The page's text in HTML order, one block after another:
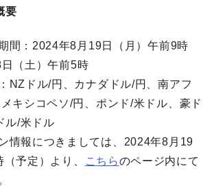
要
間：2024年8月19日（月）午前9時
（土）午前5時
NZドル/円、カナダドル/円、南アフ
キシコペソ/円、ポンド/米ドル、豪ド
ル/米ドル
情報につきましては、2024年8月19
予定）より、
こちらのページ内にて